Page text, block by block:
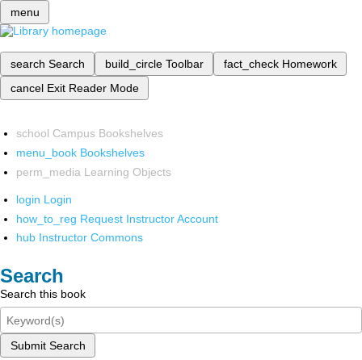
menu
search Search build_circle Toolbar fact_check Homework
cancel Exit Reader Mode
school Campus Bookshelves
menu_book Bookshelves
perm_media Learning Objects
login Login
how_to_reg Request Instructor Account
hub Instructor Commons
Search
Search this book
Submit Search